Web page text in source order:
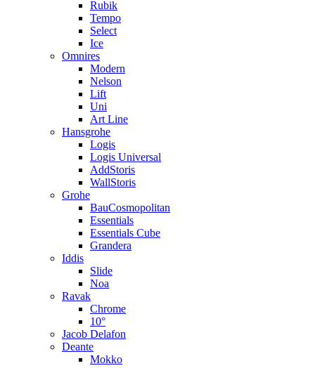
Rubik
Tempo
Select
Ice
Omnires
Modern
Nelson
Lift
Uni
Art Line
Hansgrohe
Logis
Logis Universal
AddStoris
WallStoris
Grohe
BauCosmopolitan
Essentials
Essentials Cube
Grandera
Iddis
Slide
Noa
Ravak
Chrome
10°
Jacob Delafon
Deante
Mokko